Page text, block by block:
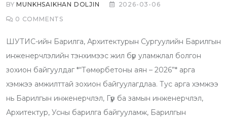
BYMUNKHSAIKHAN DOLJIN
2026-03-06
0 COMMENTS
ШУТИС-ийн Барилга, Архитектурын Сургуулийн Барилгын
инженерчлэлийн тэнхимээс жил бүр уламжлал болгон
зохион байгуулдаг *“Төмөрбетоны аян – 2026”* арга
хэмжээ амжилттай зохион байгуулагдлаа. Тус арга хэмжээ
нь Барилгын инженерчлэл, Гүүр ба замын инженерчлэл,
Архитектур, Усны барилга байгууламж, Барилгын